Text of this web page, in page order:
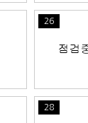
26
28